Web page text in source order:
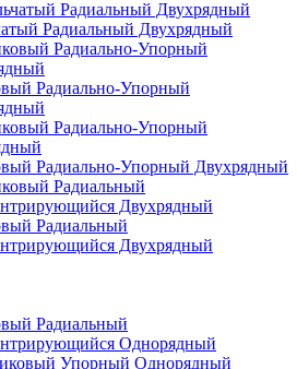
Радиальный Двухрядный
Радиально-Упорный
Радиально-Упорный Двухрядный
Радиальный
Двухрядный
Радиальный
Однорядный